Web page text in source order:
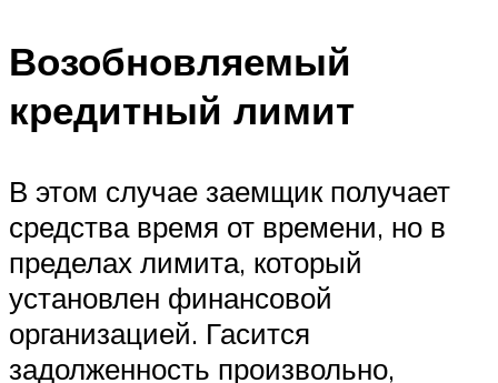
Возобновляемый
кредитный лимит
В этом случае заемщик получает
средства время от времени, но в
пределах лимита, который
установлен финансовой
организацией. Гасится
задолженность произвольно,